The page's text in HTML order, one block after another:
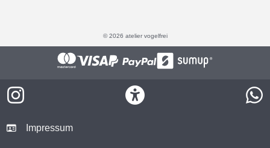
© 2026 atelier vogelfrei
Impressum